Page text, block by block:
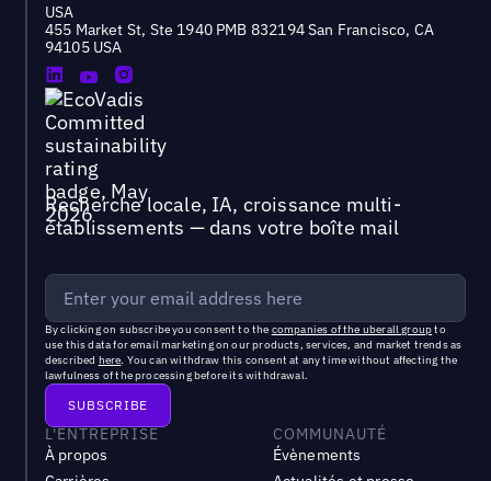
USA
455 Market St, Ste 1940 PMB 832194 San Francisco, CA
94105 USA
Recherche locale, IA, croissance multi-
établissements — dans votre boîte mail
By clicking on subscribe you consent to the companies of the uberall groupto
use this data for email marketing on our products, services, and market trends as
described here. You can withdraw this consent at any time without affecting the
lawfulness of the processing before its withdrawal.
L'ENTREPRISE
À propos
COMMUNAUTÉ
Évènements